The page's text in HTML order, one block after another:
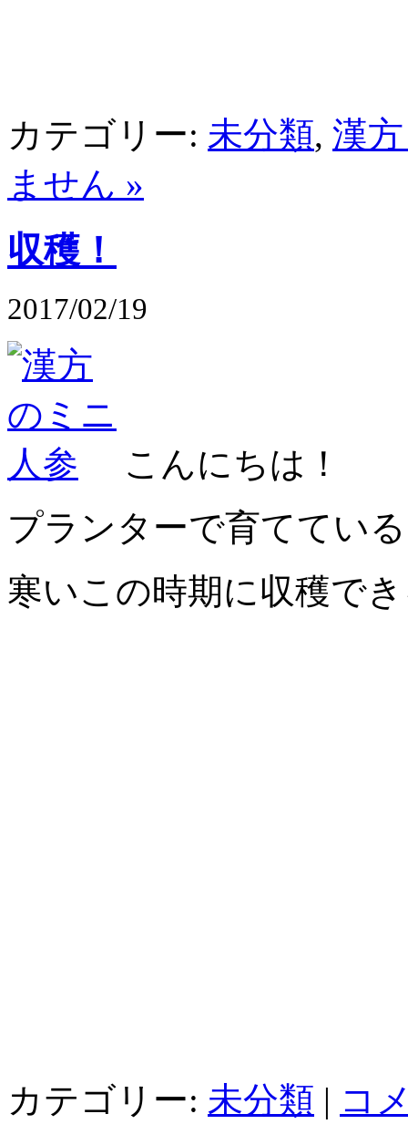
カテゴリー: 未分類, 漢
ません »
収穫！
2017/02/19
こんにちは！
プランターで育ててい
寒いこの時期に収穫で
カテゴリー: 未分類 | コ